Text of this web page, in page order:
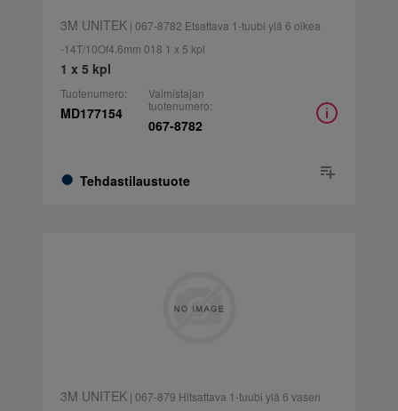
3M UNITEK| 067-8782 Etsattava 1-tuubi ylä 6 oikea
-14T/10Of4.6mm 018 1 x 5 kpl
1 x 5 kpl
Tuotenumero:
MD177154
Tehdastilaustuote
Valmistajan
tuotenumero:
067-8782
3M UNITEK| 067-879 Hitsattava 1-tuubi ylä 6 vasen